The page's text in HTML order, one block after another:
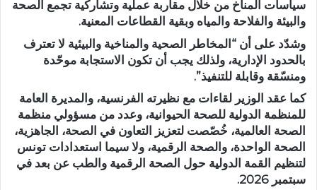
سياسات المناخ من خلال مقاربة عملية وتشاركية تجمع الصحة
والبيئة والفلاحة والمياه وبقية القطاعات المعنية.
وشدّد على أن “المخاطر الصحية والمناخية والبيئية لا تعترف
بالحدود الإدارية، ولذلك يجب أن تكون الاستجابة موحّدة
ومنسّقة وقابلة للتنفيذ”.
كما عقد الوزير لقاءات مع نظيرته الفرنسية، والمديرة العامة
للمنظمة الدولية للصحة الحيوانية، وعدد من مسؤولي منظمة
الصحة العالمية، خُصّصت لتعزيز التعاون في الصحة، الجاهزية،
الصحة الواحدة، والصحة الرقمية، ولا سيما استعدادات تونس
لتنظيم القمة الدولية حول الصحة الرقمية والطب عن بعد في
سبتمبر 2026.